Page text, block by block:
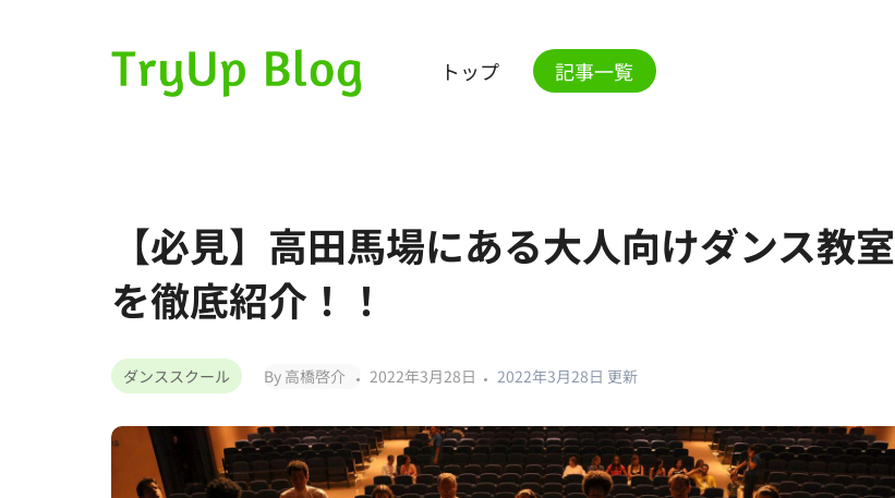
トップ 記事一覧
【必見】高田馬場にある大人向けダンス教室
を徹底紹介！！
ダンススクール By 高橋啓介 2022年3月28日 2022年3月28日 更新